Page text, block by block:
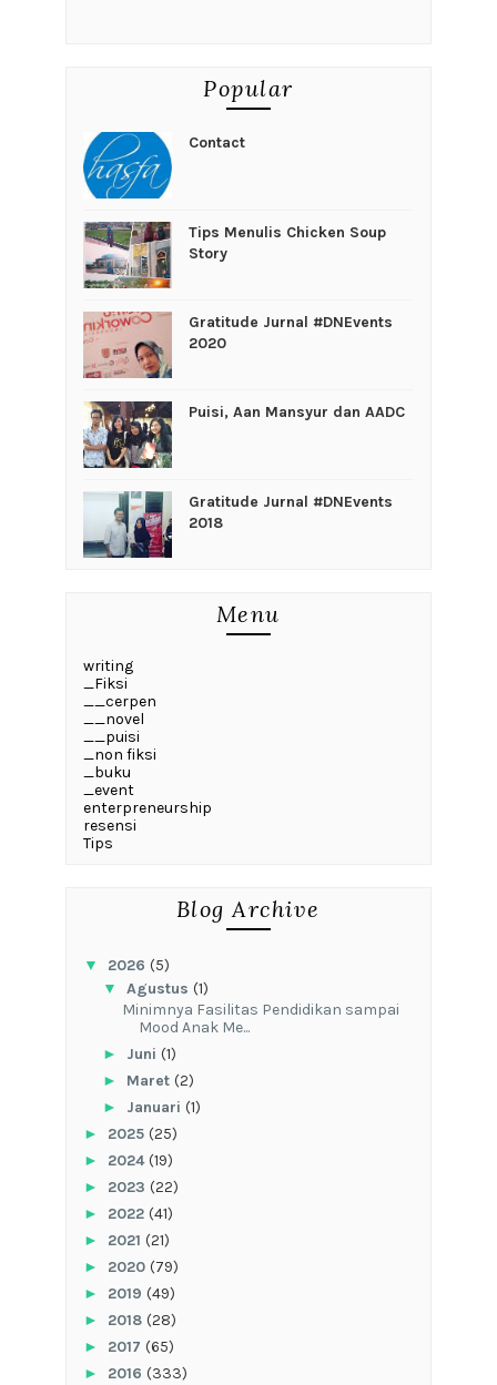
Popular
Contact
Tips Menulis Chicken Soup
Story
Gratitude Jurnal #DNEvents
2020
Puisi, Aan Mansyur dan AADC
Gratitude Jurnal #DNEvents
2018
Menu
writing
_Fiksi
__cerpen
__novel
__puisi
_non fiksi
_buku
_event
enterpreneurship
resensi
Tips
Blog Archive
▼ 2026 (5)
▼ Agustus (1)
‎Minimnya Fasilitas Pendidikan sampai
Mood Anak Me...
► Juni (1)
► Maret (2)
► Januari (1)
► 2025 (25)
► 2024(19)
► 2023 (22)
► 2022 (41)
► 2021 (21)
► 2020 (79)
► 2019 (49)
► 2018 (28)
► 2017 (65)
► 2016 (333)